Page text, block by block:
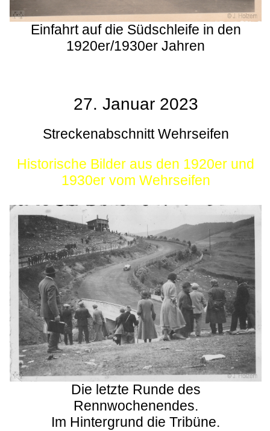
Einfahrt auf die Südschleife in den
1920er/1930er Jahren
27. Januar 2023
Streckenabschnitt Wehrseifen
Historische Bilder aus den 1920er und
1930er vom Wehrseifen
Die letzte Runde des
Rennwochenendes.
Im Hintergrund die Tribüne.